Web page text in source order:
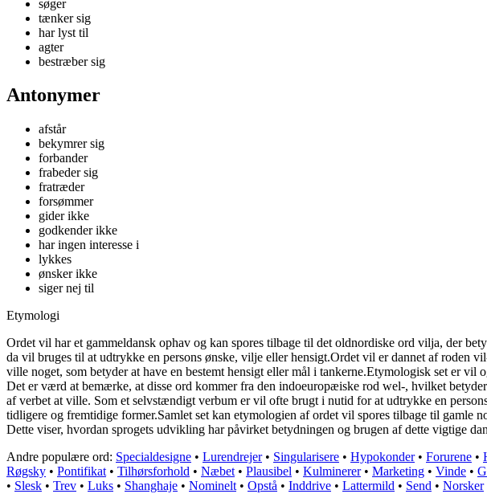
søger
tænker sig
har lyst til
agter
bestræber sig
Antonymer
afstår
bekymrer sig
forbander
frabeder sig
fratræder
forsømmer
gider ikke
godkender ikke
har ingen interesse i
lykkes
ønsker ikke
siger nej til
Etymologi
Ordet vil har et gammeldansk ophav og kan spores tilbage til det oldnordiske ord vilja, der
da vil bruges til at udtrykke en persons ønske, vilje eller hensigt.Ordet vil er dannet af roden
ville noget, som betyder at have en bestemt hensigt eller mål i tankerne.Etymologisk set er
Det er værd at bemærke, at disse ord kommer fra den indoeuropæiske rod wel-, hvilket
af verbet at ville. Som et selvstændigt verbum er vil ofte brugt i nutid for at udtrykke en
tidligere og fremtidige former.Samlet set kan etymologien af ordet vil spores tilbage til gamle
Dette viser, hvordan sprogets udvikling har påvirket betydningen og brugen af ​​dette vigtige
Andre populære ord: Specialdesigne • Lurendrejer• Singularisere • Hypokonder• Forurene •
Røgsky • Pontifikat • Tilhørsforhold • Næbet • Plausibel • Kulminerer• Marketing • Vinde •
• Slesk • Trev • Luks • Shanghaje • Nominelt • Opstå • Inddrive • Lattermild • Send • Norsker